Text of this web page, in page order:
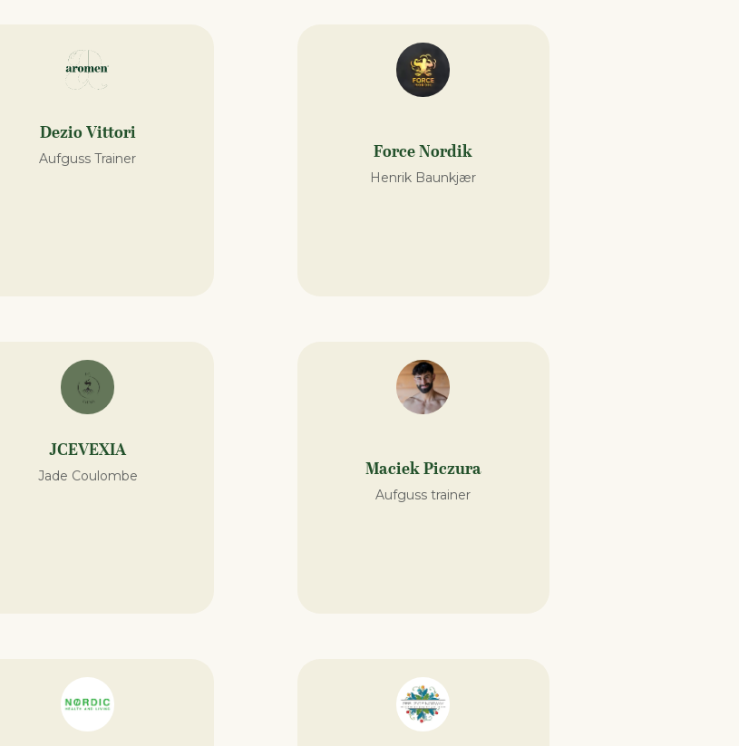
Dezio Vittori
Aufguss Trainer Force Nordik
Henrik Baunkjær
JCEVEXIA
Jade Coulombe Maciek Piczura
Aufguss trainer